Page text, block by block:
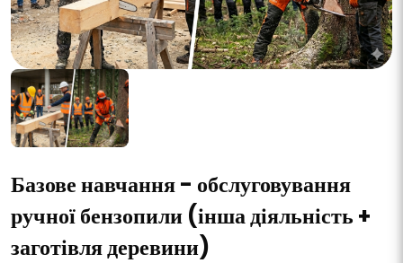
Базове навчання - обслуговування
ручної бензопили (інша діяльність +
заготівля деревини)